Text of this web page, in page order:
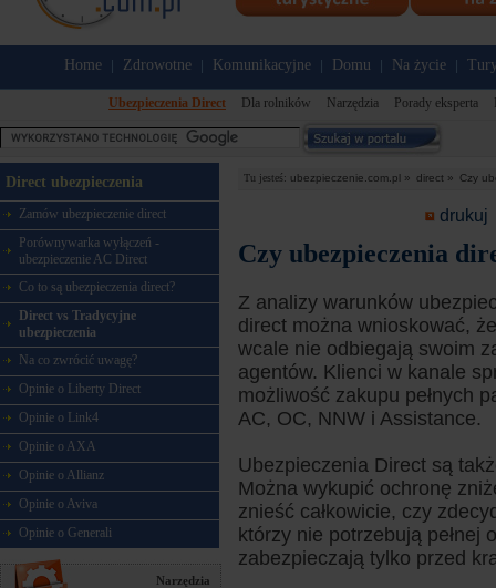
Home Zdrowotne Komunikacyjne Domu Na życie
Ubezpieczenia Direct Dla rolników Narzędzia Porady eksperta
Direct ubezpieczenia
Zamów ubezpieczenie direct
Porównywarka wyłączeń -
ubezpieczenie AC Direct
Co to są ubezpieczenia direct?
Direct vs Tradycyjne
ubezpieczenia
Na co zwrócić uwagę?
Opinie o Liberty Direct
Opinie o Link4
Opinie o AXA
Opinie o Allianz
Opinie o Aviva
Opinie o Generali
Narzędzia
Tu jesteś: ubezpieczenie.com.pl » direct » Czy
drukuj
Czy ubezpieczenia
Z analizy warunków
direct można wnioskować,
wcale nie odbiegają swoim
agentów. Klienci w kanale
możliwość zakupu pełnych
AC, OC, NNW i Assistance.
Ubezpieczenia Direct są
Można wykupić ochronę
znieść całkowicie, czy
którzy nie potrzebują pełnej
zabezpieczają tylko przed